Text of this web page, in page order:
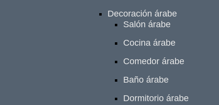
Decoración árabe
Salón árabe
Cocina árabe
Comedor árabe
Baño árabe
Dormitorio árabe